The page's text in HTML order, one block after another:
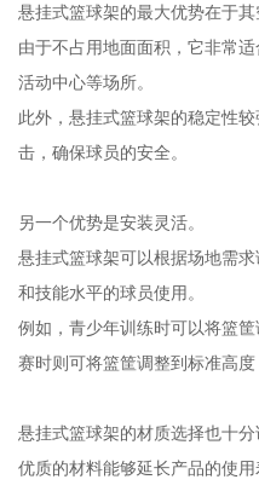
悬挂式篮球架的最大优势在于其
由于不占用地面面积，它非常
活动中心等场所。
此外，悬挂式篮球架的稳定性
击，确保球员的安全。
另一个优势是安装灵活。
悬挂式篮球架可以根据场地需
和技能水平的球员使用。
例如，青少年训练时可以将篮
赛时则可将篮筐调整到标准高度
悬挂式篮球架的材质选择也十分
优质的材料能够延长产品的使用